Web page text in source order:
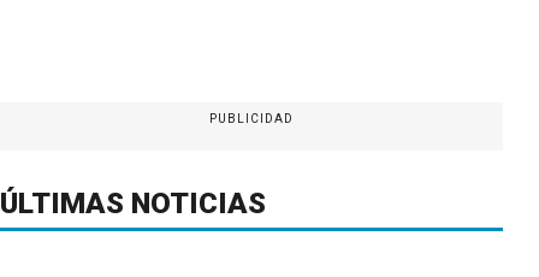
PUBLICIDAD
ÚLTIMAS NOTICIAS